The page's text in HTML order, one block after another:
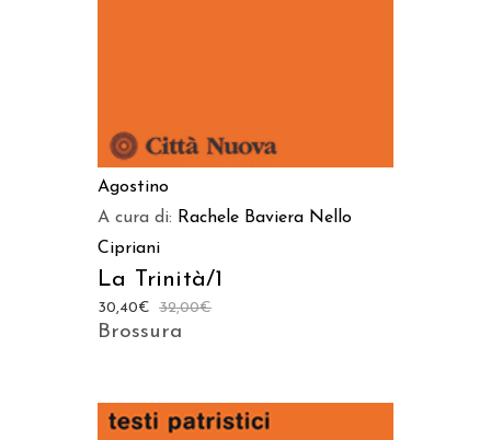
Agostino
A cura di: Rachele Baviera Nello
Cipriani
La Trinità/1
32,00€
30,40€
Brossura